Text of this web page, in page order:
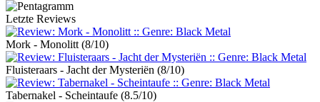
Letzte Reviews
Mork - Monolitt (8/10)
Fluisteraars - Jacht der Mysteriën (8/10)
Tabernakel - Scheintaufe (8.5/10)